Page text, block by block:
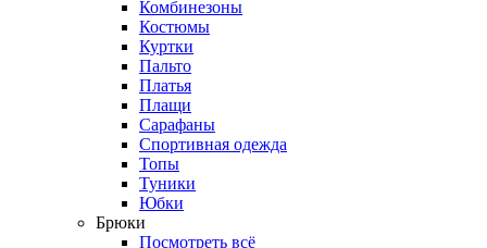
Комбинезоны
Костюмы
Куртки
Пальто
Платья
Плащи
Сарафаны
Спортивная одежда
Топы
Туники
Юбки
Брюки
Посмотреть всё